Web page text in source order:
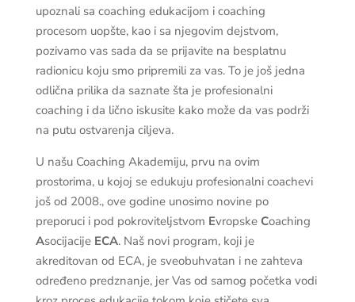
upoznali sa coaching edukacijom i coaching
procesom uopšte, kao i sa njegovim dejstvom,
pozivamo vas sada da se prijavite na besplatnu
radionicu koju smo pripremili za vas. To je još jedna
odlična prilika da saznate šta je profesionalni
coaching i da lično iskusite kako može da vas podrži
na putu ostvarenja ciljeva.
U našu Coaching Akademiju, prvu na ovim
prostorima, u kojoj se edukuju profesionalni coachevi
još od 2008., ove godine unosimo novine po
preporuci i pod pokroviteljstvom Evropske Coaching
Asocijacije ECA. Naš novi program, koji je
akreditovan od ECA, je sveobuhvatan i ne zahteva
određeno predznanje, jer Vas od samog početka vodi